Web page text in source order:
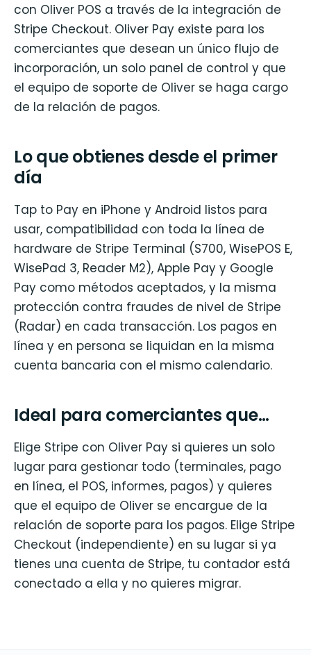
con Oliver POS a través de la integración de
Stripe Checkout. Oliver Pay existe para los
comerciantes que desean un único flujo de
incorporación, un solo panel de control y que
el equipo de soporte de Oliver se haga cargo
de la relación de pagos.
Lo que obtienes desde el primer
día
Tap to Pay en iPhone y Android listos para
usar, compatibilidad con toda la línea de
hardware de Stripe Terminal (S700, WisePOS E,
WisePad 3, Reader M2), Apple Pay y Google
Pay como métodos aceptados, y la misma
protección contra fraudes de nivel de Stripe
(Radar) en cada transacción. Los pagos en
línea y en persona se liquidan en la misma
cuenta bancaria con el mismo calendario.
Ideal para comerciantes que…
Elige Stripe con Oliver Pay si quieres un solo
lugar para gestionar todo (terminales, pago
en línea, el POS, informes, pagos) y quieres
que el equipo de Oliver se encargue de la
relación de soporte para los pagos. Elige Stripe
Checkout (independiente) en su lugar si ya
tienes una cuenta de Stripe, tu contador está
conectado a ella y no quieres migrar.